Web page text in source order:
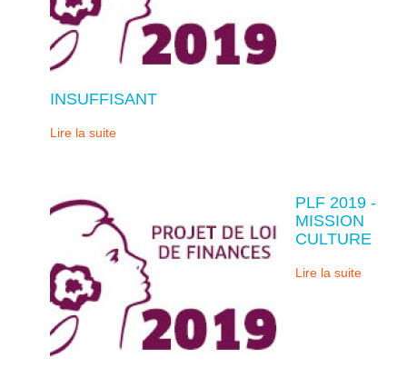
INSUFFISANT
Lire la suite
PLF 2019 -
MISSION
CULTURE
Lire la suite